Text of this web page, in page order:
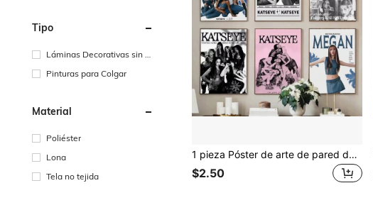
Tipo
Láminas Decorativas sin M
Pinturas para Colgar
Material
Poliéster
Lona
Tela no tejida
1 pieza Póster de arte de pared del popular grupo femenino de K-Pop KATSEYE - Decoración de pared impermeable, adecuado para salas de estar, dormitorios y decoración del hogar; arte de pared moderno, arte de lienzo impermeable y pintura decorativa de pared - Ideal para regalar, dormitorios y decoración del hogar/dormitorio - Sin marco
$2.50